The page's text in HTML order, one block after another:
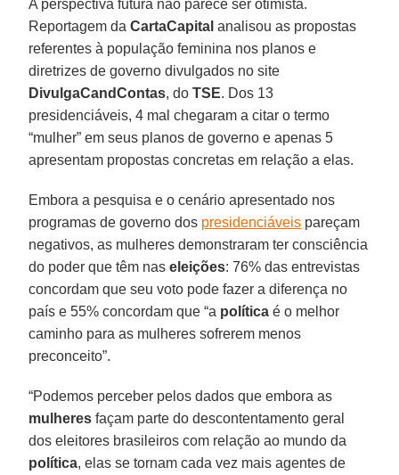
A perspectiva futura não parece ser otimista.
Reportagem daCartaCapital analisou as propostas
referentes à população feminina nos planos e
diretrizes de governo divulgados no site
DivulgaCandContas, doTSE. Dos 13
presidenciáveis, 4 mal chegaram a citar o termo
“mulher” em seus planos de governo e apenas 5
apresentam propostas concretas em relação a elas.
Embora a pesquisa e o cenário apresentado nos
programas de governo dos presidenciáveis pareçam
negativos, as mulheres demonstraram ter consciência
do poder que têm naseleições: 76% das entrevistas
concordam que seu voto pode fazer a diferença no
país e 55% concordam que “a política é o melhor
caminho para as mulheres sofrerem menos
preconceito”.
“Podemos perceber pelos dados que embora as
mulheres façam parte do descontentamento geral
dos eleitores brasileiros com relação ao mundo da
política, elas se tornam cada vez mais agentes de